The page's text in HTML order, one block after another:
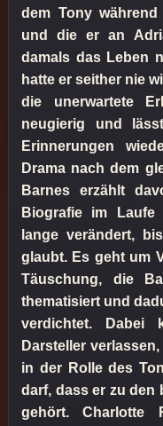
dem Tony
und die er an
damals das Leben
hatte er seither nie
die unerwartete
neugierig und
Erinnerungen
Drama nach dem
Barnes erzählt
Biografie im
lange verändert,
glaubt. Es geht um
Täuschung, die
thematisiert und
verdichtet.
Darsteller
in der Rolle des
darf, dass er zu den
gehört. Charlotte